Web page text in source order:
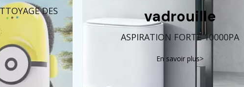
DES
vadrouille
ASPIRATION FORTE 10000PA
En savoir plus>